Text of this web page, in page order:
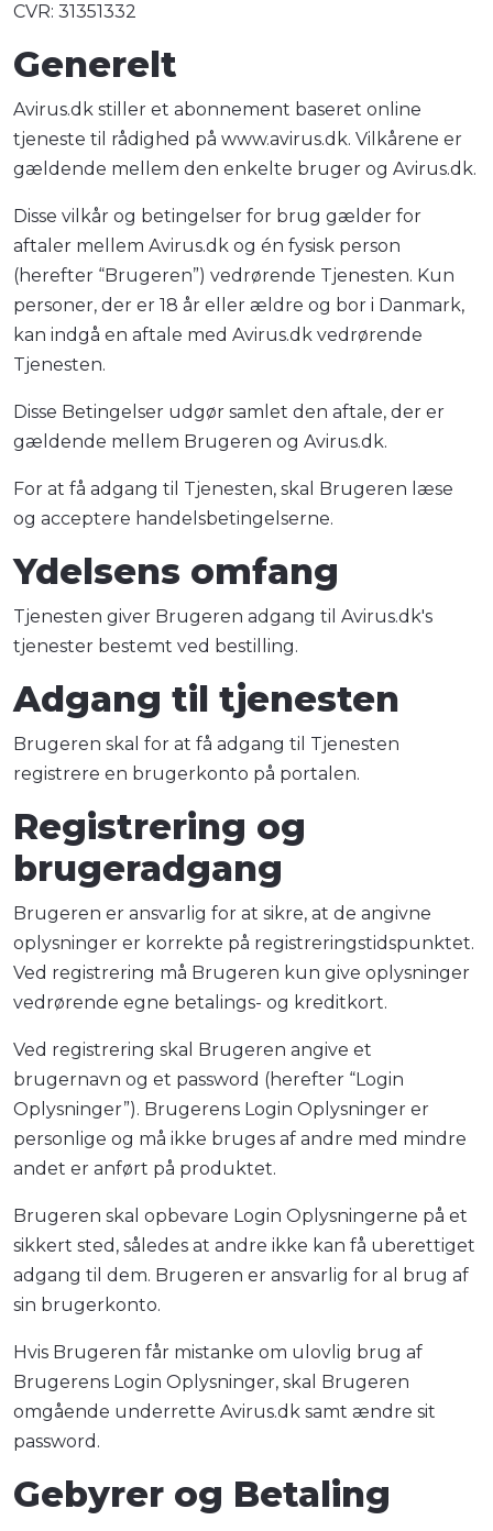
CVR: 31351332
Generelt
Avirus.dk stiller et abonnement baseret online
tjeneste til rådighed på www.avirus.dk. Vilkårene er
gældende mellem den enkelte bruger og Avirus.dk.
Disse vilkår og betingelser for brug gælder for
aftaler mellem Avirus.dk og én fysisk person
(herefter “Brugeren”) vedrørende Tjenesten. Kun
personer, der er 18 år eller ældre og bor i Danmark,
kan indgå en aftale med Avirus.dk vedrørende
Tjenesten.
Disse Betingelser udgør samlet den aftale, der er
gældende mellem Brugeren og Avirus.dk.
For at få adgang til Tjenesten, skal Brugeren læse
og acceptere handelsbetingelserne.
Ydelsens omfang
Tjenesten giver Brugeren adgang til Avirus.dk's
tjenester bestemt ved bestilling.
Adgang til tjenesten
Brugeren skal for at få adgang til Tjenesten
registrere en brugerkonto på portalen.
Registrering og
brugeradgang
Brugeren er ansvarlig for at sikre, at de angivne
oplysninger er korrekte på registreringstidspunktet.
Ved registrering må Brugeren kun give oplysninger
vedrørende egne betalings- og kreditkort.
Ved registrering skal Brugeren angive et
brugernavn og et password (herefter “Login
Oplysninger”). Brugerens Login Oplysninger er
personlige og må ikke bruges af andre med mindre
andet er anført på produktet.
Brugeren skal opbevare Login Oplysningerne på et
sikkert sted, således at andre ikke kan få uberettiget
adgang til dem. Brugeren er ansvarlig for al brug af
sin brugerkonto.
Hvis Brugeren får mistanke om ulovlig brug af
Brugerens Login Oplysninger, skal Brugeren
omgående underrette Avirus.dk samt ændre sit
password.
Gebyrer og Betaling